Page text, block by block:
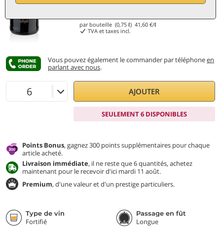
31,20€
par bouteille (0,75 ℓ)41,60 €/ℓ
TVA et taxes incl.
Vous pouvez également le commander par téléphoneen
parlant avec nous.
AJOUTER
SEULEMENT 6 DISPONIBLES
Points Bonus, gagnez 300 points supplémentaires pour chaque
article acheté.
Livraison immédiate, il ne reste que 6 quantités, achetez
maintenant pour le recevoir d'ici mardi 11 août.
Premium, d'une valeur et d'un prestige particuliers.
Type de vin
Fortifié
Passage en fût
Longue